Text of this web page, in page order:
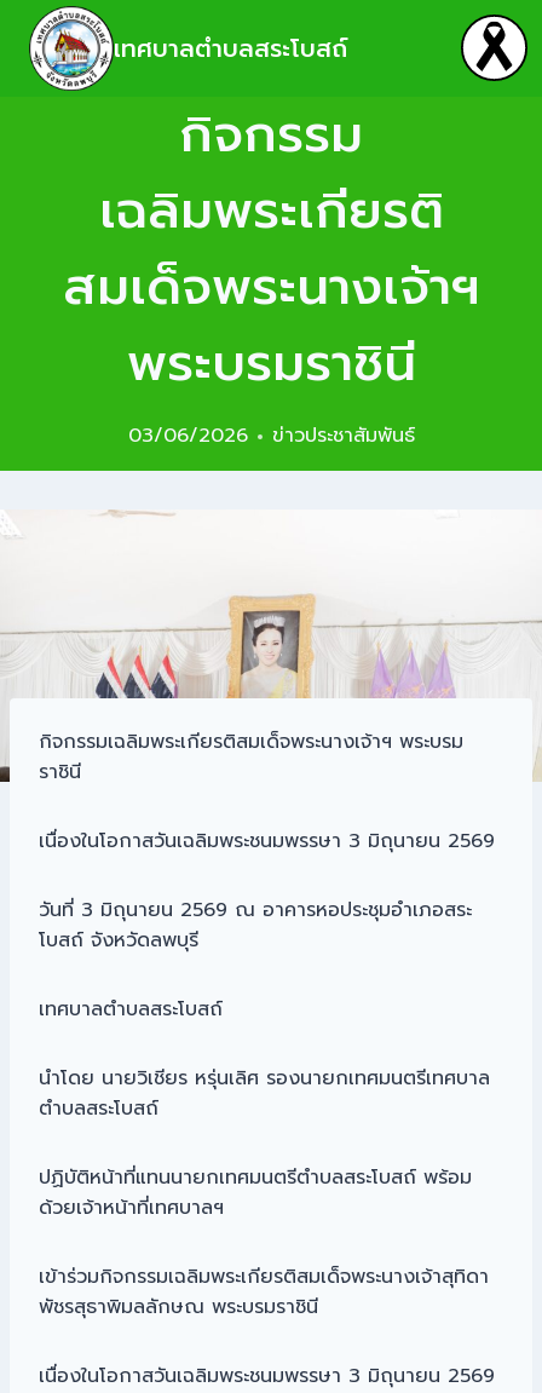
เทศบาลตำบลสระโบสถ์
กิจกรรม
เฉลิมพระเกียรติ
สมเด็จพระนางเจ้าฯ
พระบรมราชินี
03/06/2026 ข่าวประชาสัมพันธ์
กิจกรรมเฉลิมพระเกียรติสมเด็จพระนางเจ้าฯ พระบรม
ราชินี
เนื่องในโอกาสวันเฉลิมพระชนมพรรษา 3 มิถุนายน 2569
วันที่ 3 มิถุนายน 2569 ณ อาคารหอประชุมอำเภอสระ
โบสถ์ จังหวัดลพบุรี
เทศบาลตำบลสระโบสถ์
นำโดย นายวิเชียร หรุ่นเลิศ รองนายกเทศมนตรีเทศบาล
ตำบลสระโบสถ์
ปฏิบัติหน้าที่แทนนายกเทศมนตรีตำบลสระโบสถ์ พร้อม
ด้วยเจ้าหน้าที่เทศบาลฯ
เข้าร่วมกิจกรรมเฉลิมพระเกียรติสมเด็จพระนางเจ้าสุทิดา
พัชรสุธาพิมลลักษณ พระบรมราชินี
เนื่องในโอกาสวันเฉลิมพระชนมพรรษา 3 มิถุนายน 2569